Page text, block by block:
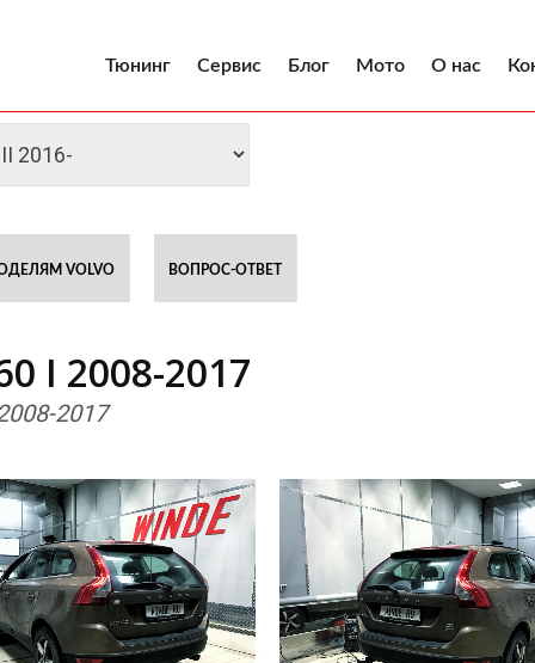
Тюнинг Сервис Блог Мото О нас
VOLVO ВОПРОС-ОТВЕТ
I 2008-2017
2017